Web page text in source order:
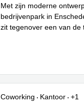
Met zijn moderne
bedrijvenpark in
zit tegenover een van de
Coworking Kantoor
+1